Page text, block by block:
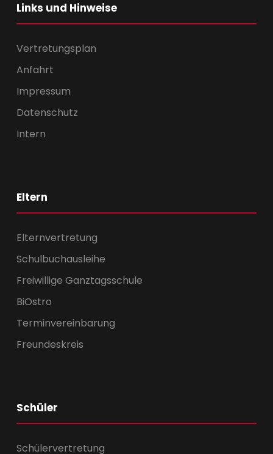
Links und Hinweise
Vertretungsplan
Anfahrt
Impressum
Datenschutz
Intern
Eltern
Elternvertretung
Schulbuchausleihe
Freiwillige Ganztagsschule
BiOstro
Terminvereinbarung
Freundeskreis
Schüler
Schülervertretung